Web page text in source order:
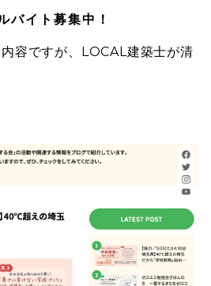
バイト募集中！
容ですが、LOCAL建築士が清